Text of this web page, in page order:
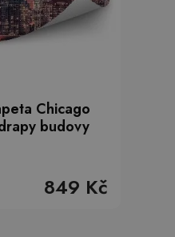
Chicago
budovy
849 Kč